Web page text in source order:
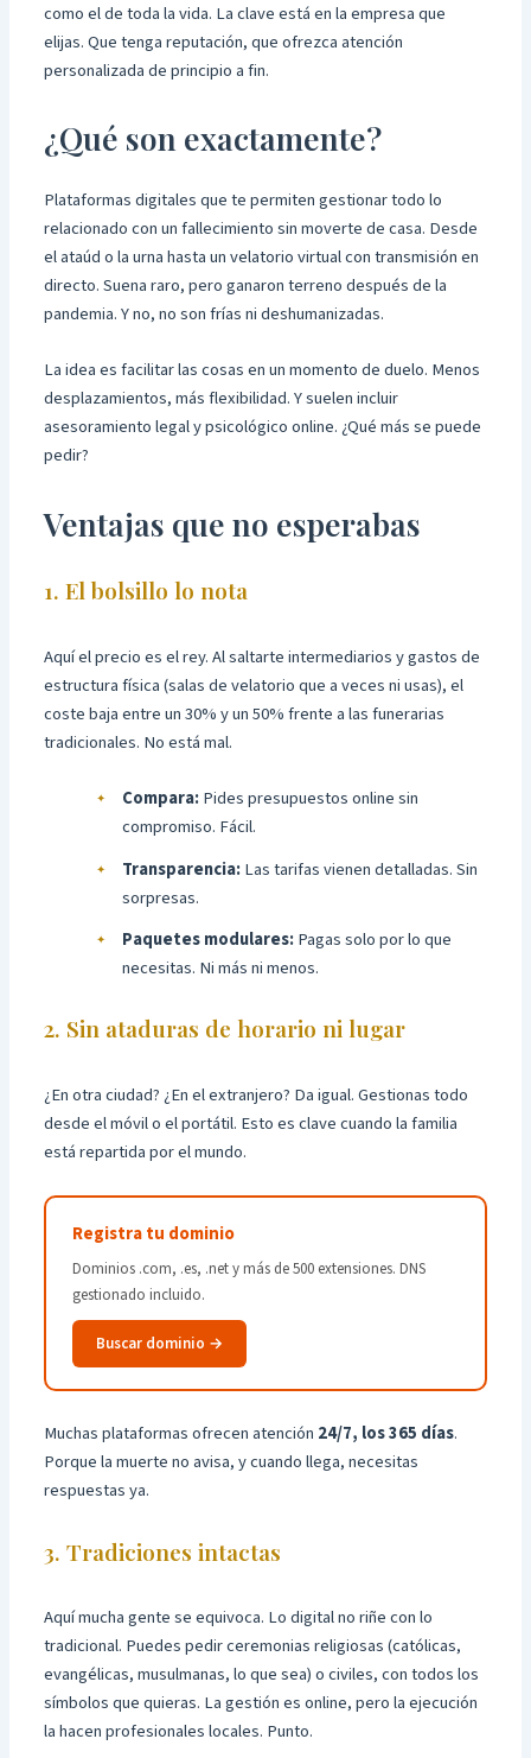
como el de toda la vida. La clave está en la empresa que
elijas. Que tenga reputación, que ofrezca atención
personalizada de principio a fin.
¿Qué son exactamente?
Plataformas digitales que te permiten gestionar todo lo
relacionado con un fallecimiento sin moverte de casa. Desde
el ataúd o la urna hasta un velatorio virtual con transmisión en
directo. Suena raro, pero ganaron terreno después de la
pandemia. Y no, no son frías ni deshumanizadas.
La idea es facilitar las cosas en un momento de duelo. Menos
desplazamientos, más flexibilidad. Y suelen incluir
asesoramiento legal y psicológico online. ¿Qué más se puede
pedir?
Ventajas que no esperabas
1. El bolsillo lo nota
Aquí el precio es el rey. Al saltarte intermediarios y gastos de
estructura física (salas de velatorio que a veces ni usas), el
coste baja entre un 30% y un 50% frente a las funerarias
tradicionales. No está mal.
Compara:Pides presupuestos online sin
compromiso. Fácil.
Transparencia:Las tarifas vienen detalladas. Sin
sorpresas.
Paquetes modulares:Pagas solo por lo que
necesitas. Ni más ni menos.
2. Sin ataduras de horario ni lugar
¿En otra ciudad? ¿En el extranjero? Da igual. Gestionas todo
desde el móvil o el portátil. Esto es clave cuando la familia
está repartida por el mundo.
Registra tu dominio
Dominios .com, .es, .net y más de 500 extensiones. DNS
gestionado incluido.
Buscar dominio →
Muchas plataformas ofrecen atención 24/7, los 365 días.
Porque la muerte no avisa, y cuando llega, necesitas
respuestas ya.
3. Tradiciones intactas
Aquí mucha gente se equivoca. Lo digital no riñe con lo
tradicional. Puedes pedir ceremonias religiosas (católicas,
evangélicas, musulmanas, lo que sea) o civiles, con todos los
símbolos que quieras. La gestión es online, pero la ejecución
la hacen profesionales locales. Punto.